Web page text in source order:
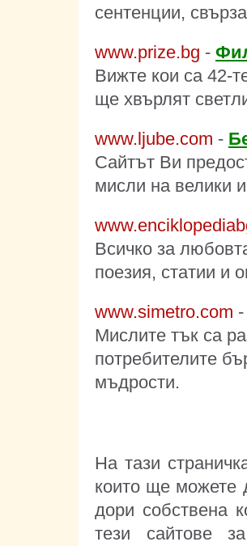
сентенции,
www.prize.bg -
Вижте кои са 42-
ще хвърлят
www.ljube.com -
Сайтът Ви
мисли на велики
Всичко за
поезия, статии и
www.simetro.com
Мислите тък са
потребителите
мъдрости.
На тази
които ще можете
дори собствена
тези сайтове